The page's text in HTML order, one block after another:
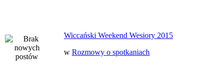
Wiccański Weekend Wesiory 2015
w Rozmowy o spotkaniach